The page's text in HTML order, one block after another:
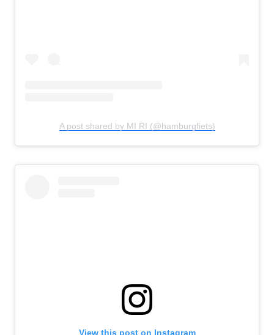
A post shared by MI RI (@hamburgfiets)
View this post on Instagram